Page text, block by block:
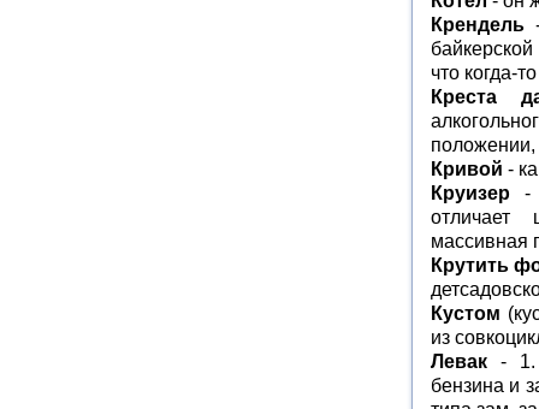
Крендель
что когда-
Креста
Кривой -
Круизер -
отличает
массивная
Крутить
Кустом
из
Левак - 1.
бензина и